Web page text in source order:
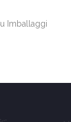
Imballaggi